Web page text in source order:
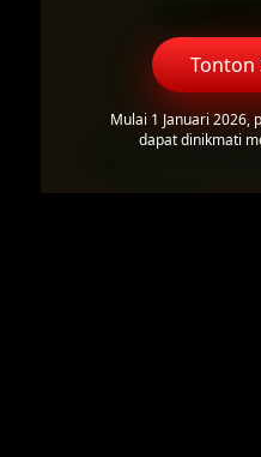
Tonton
Mulai 1 Januari 2026,
dapat dinikmati